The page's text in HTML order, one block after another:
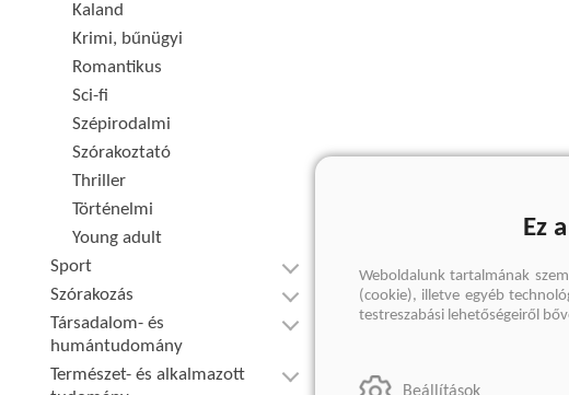
Kaland
Krimi, bűnügyi
Romantikus
Sci-fi
Szépirodalmi
Szórakoztató
Thriller
Történelmi
Young adult
Sport
Szórakozás
Társadalom- és
humántudomány
Természet- és alkalmazott
Ez
Weboldalunk tartalmának
(cookie), illetve egyéb
testreszabási lehetőségeiről